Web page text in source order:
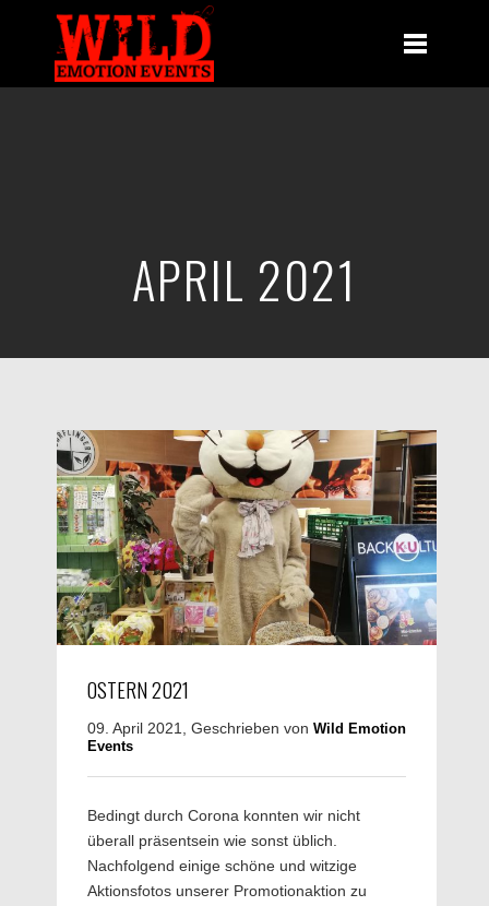
APRIL 2021
OSTERN 2021
09. April 2021, Geschrieben von Wild Emotion
Events
Bedingt durch Corona konnten wir nicht
überall präsentsein wie sonst üblich.
Nachfolgend einige schöne und witzige
Aktionsfotos unserer Promotionaktion zu